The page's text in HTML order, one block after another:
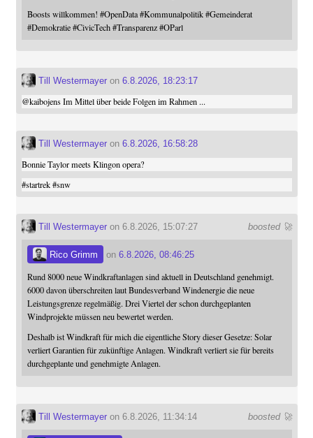
Boosts willkommen! #OpenData #Kommunalpolitik #Gemeinderat
#Demokratie #CivicTech #Transparenz #OParl
Till Westermayeron 6.8.2026, 18:23:17
@kaibojensIm Mittel über beide Folgen im Rahmen ...
Till Westermayeron 6.8.2026, 16:58:28
Bonnie Taylor meets Klingon opera?
#startrek #snw
boosted 🚀
Till Westermayeron 6.8.2026, 15:07:27
Rico Grimm on 6.8.2026, 08:46:25
Rund 8000 neue Windkraftanlagen sind aktuell in Deutschland genehmigt.
6000 davon überschreiten laut Bundesverband Windenergie die neue
Leistungsgrenze regelmäßig. Drei Viertel der schon durchgeplanten
Windprojekte müssen neu bewertet werden.
Deshalb ist Windkraft für mich die eigentliche Story dieser Gesetze: Solar
verliert Garantien für zukünftige Anlagen. Windkraft verliert sie für bereits
durchgeplante und genehmigte Anlagen.
boosted 🚀
Till Westermayeron 6.8.2026, 11:34:14